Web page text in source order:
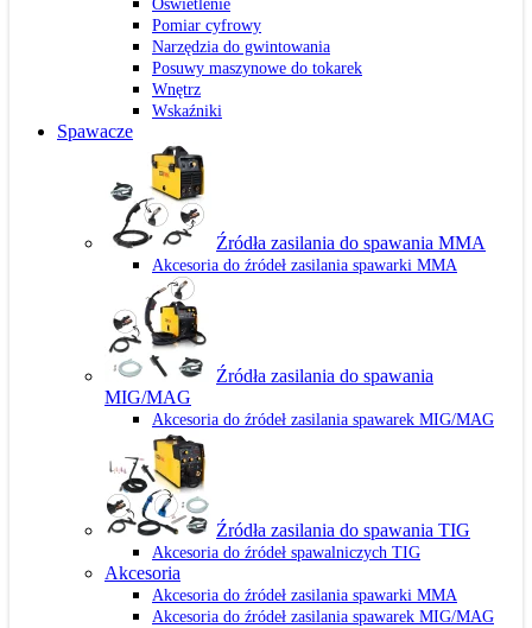
Oświetlenie
Pomiar cyfrowy
Narzędzia do gwintowania
Posuwy maszynowe do tokarek
Wnętrz
Wskaźniki
Spawacze
Źródła zasilania do spawania MMA
Akcesoria do źródeł zasilania spawarki MMA
Źródła zasilania do spawania
MIG/MAG
Akcesoria do źródeł zasilania spawarek MIG/MAG
Źródła zasilania do spawania TIG
Akcesoria do źródeł spawalniczych TIG
Akcesoria
Akcesoria do źródeł zasilania spawarki MMA
Akcesoria do źródeł zasilania spawarek MIG/MAG